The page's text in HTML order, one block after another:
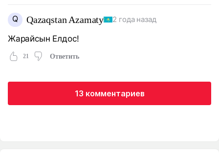
Q Qazaqstan Azamaty 2 года назад
Жарайсын Елдос!
21 Ответить
13 комментариев